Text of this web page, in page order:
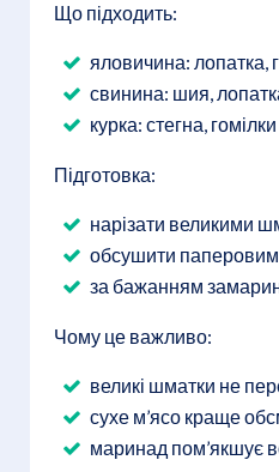
Що підходить:
яловичина: лопатка,
свинина: шия,
курка: стегна, гомілки
Підготовка:
нарізати великими
обсушити
за бажанням
Чому це важливо:
великі шматки не
сухе м’ясо краще
маринад пом’якшує